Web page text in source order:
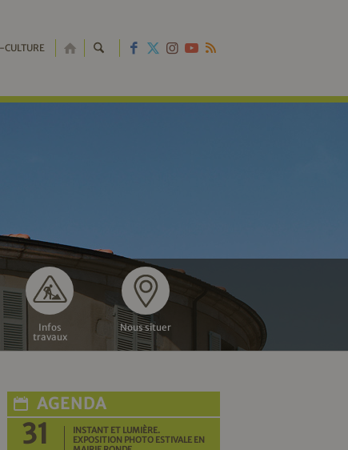
CULTURE RETOUR
Infos
travaux
Nous situer
AGENDA
31
INSTANT ET LUMIÈRE.
EXPOSITION PHOTO ESTIVALE EN